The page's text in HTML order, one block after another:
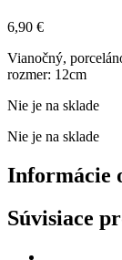
6,90 €
Vianočný,
rozmer: 12cm
Nie je na sklade
Nie je na sklade
Informácie
Súvisiace